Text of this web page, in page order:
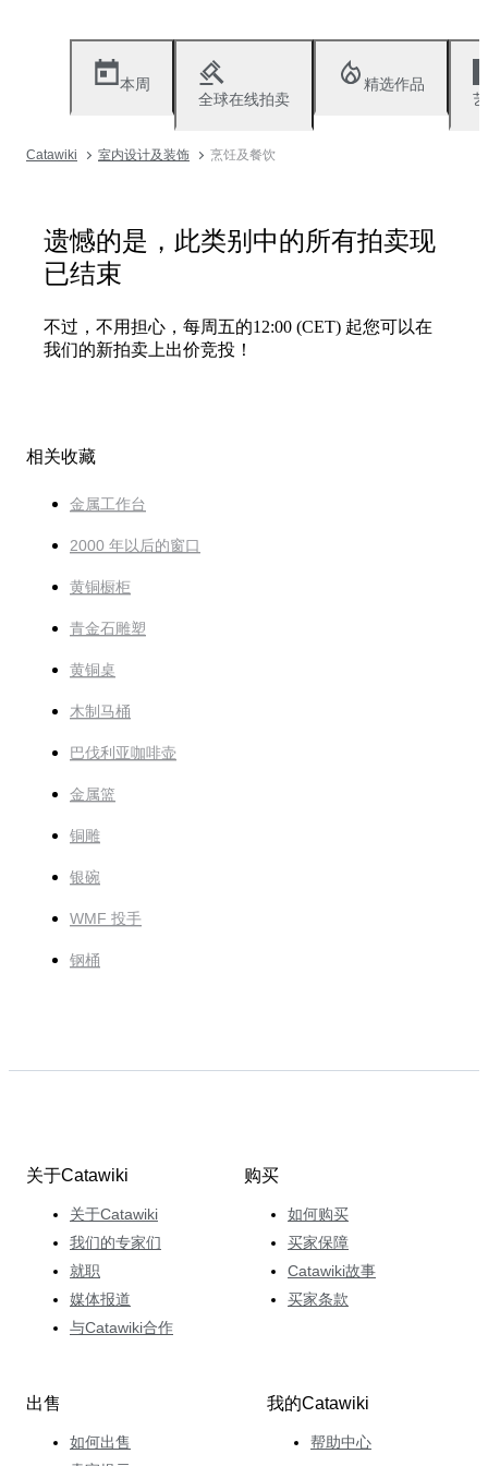
本周
全球在线拍卖
精选作品
Catawiki 室内设计及装饰 烹饪及餐饮
遗憾的是，此类别中的所有拍卖现
已结束
不过，不用担心，每周五的12:00 (CET) 起您可以在
我们的新拍卖上出价竞投！
相关收藏
金属工作台
2000 年以后的窗口
黄铜橱柜
青金石雕塑
黄铜桌
木制马桶
巴伐利亚咖啡壶
金属篮
铜雕
银碗
WMF 投手
钢桶
关于Catawiki
关于Catawiki
我们的专家们
就职
媒体报道
与Catawiki合作
购买
如何购买
买家保障
Catawiki故事
买家条款
出售
如何出售
我的Catawiki
帮助中心